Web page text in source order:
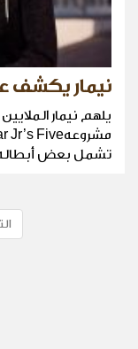
نيمار يكشف
يلهم نيمار
تشمل بعض